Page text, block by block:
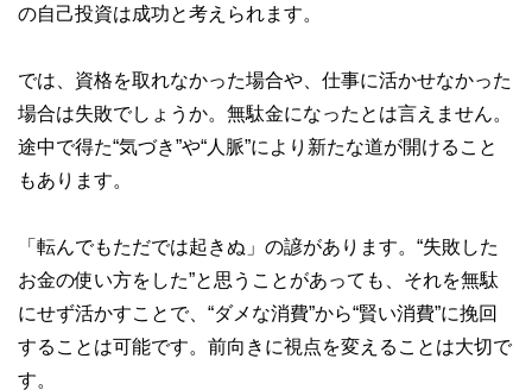
の自己投資は成功と考えられます。
では、資格を取れなかった場合や、仕事に活かせなかった
場合は失敗でしょうか。無駄金になったとは言えません。
途中で得た“気づき”や“人脈”により新たな道が開けること
もあります。
「転んでもただでは起きぬ」の諺があります。“失敗した
お金の使い方をした”と思うことがあっても、それを無駄
にせず活かすことで、“ダメな消費”から“賢い消費”に挽回
することは可能です。前向きに視点を変えることは大切で
す。